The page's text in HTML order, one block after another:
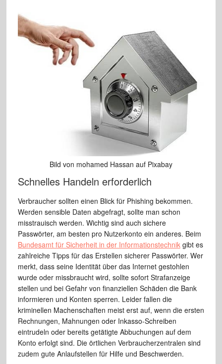
Bild von mohamed Hassan auf Pixabay
Schnelles Handeln erforderlich
Verbraucher sollten einen Blick für Phishing bekommen.
Werden sensible Daten abgefragt, sollte man schon
misstrauisch werden. Wichtig sind auch sichere
Passwörter, am besten pro Nutzerkonto ein anderes. Beim
Bundesamt für Sicherheit in der Informationstechnikgibt es
zahlreiche Tipps für das Erstellen sicherer Passwörter. Wer
merkt, dass seine Identität über das Internet gestohlen
wurde oder missbraucht wird, sollte sofort Strafanzeige
stellen und bei Gefahr von finanziellen Schäden die Bank
informieren und Konten sperren. Leider fallen die
kriminellen Machenschaften meist erst auf, wenn die ersten
Rechnungen, Mahnungen oder Inkasso-Schreiben
eintrudeln oder bereits getätigte Abbuchungen auf dem
Konto erfolgt sind. Die örtlichen Verbraucherzentralen sind
zudem gute Anlaufstellen für Hilfe und Beschwerden.